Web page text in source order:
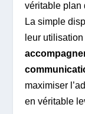
véritable plan
La simple
leur
maximiser
en véritable